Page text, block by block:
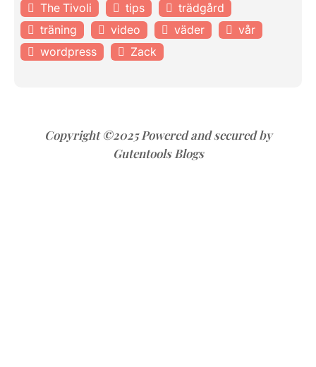
The Tivoli
tips
trädgård
träning
video väder
vår
wordpress
Zack
Copyright ©2025 Powered and secured by
Gutentools Blogs